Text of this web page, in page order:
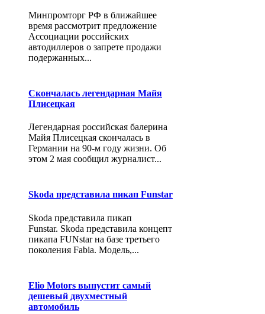
Минпромторг РФ в ближайшее
время рассмотрит предложение
Ассоциации российских
автодиллеров о запрете продажи
подержанных...
Скончалась легендарная Майя
Плисецкая
Легендарная российская балерина
Майя Плисецкая скончалась в
Германии на 90-м году жизни. Об
этом 2 мая сообщил журналист...
Skoda представила пикап Funstar
Skoda представила пикап
Funstar. Skoda представила концепт
пикапа FUNstar на базе третьего
поколения Fabia. Модель,...
Elio Motors выпустит самый
дешевый двухместный
автомобиль